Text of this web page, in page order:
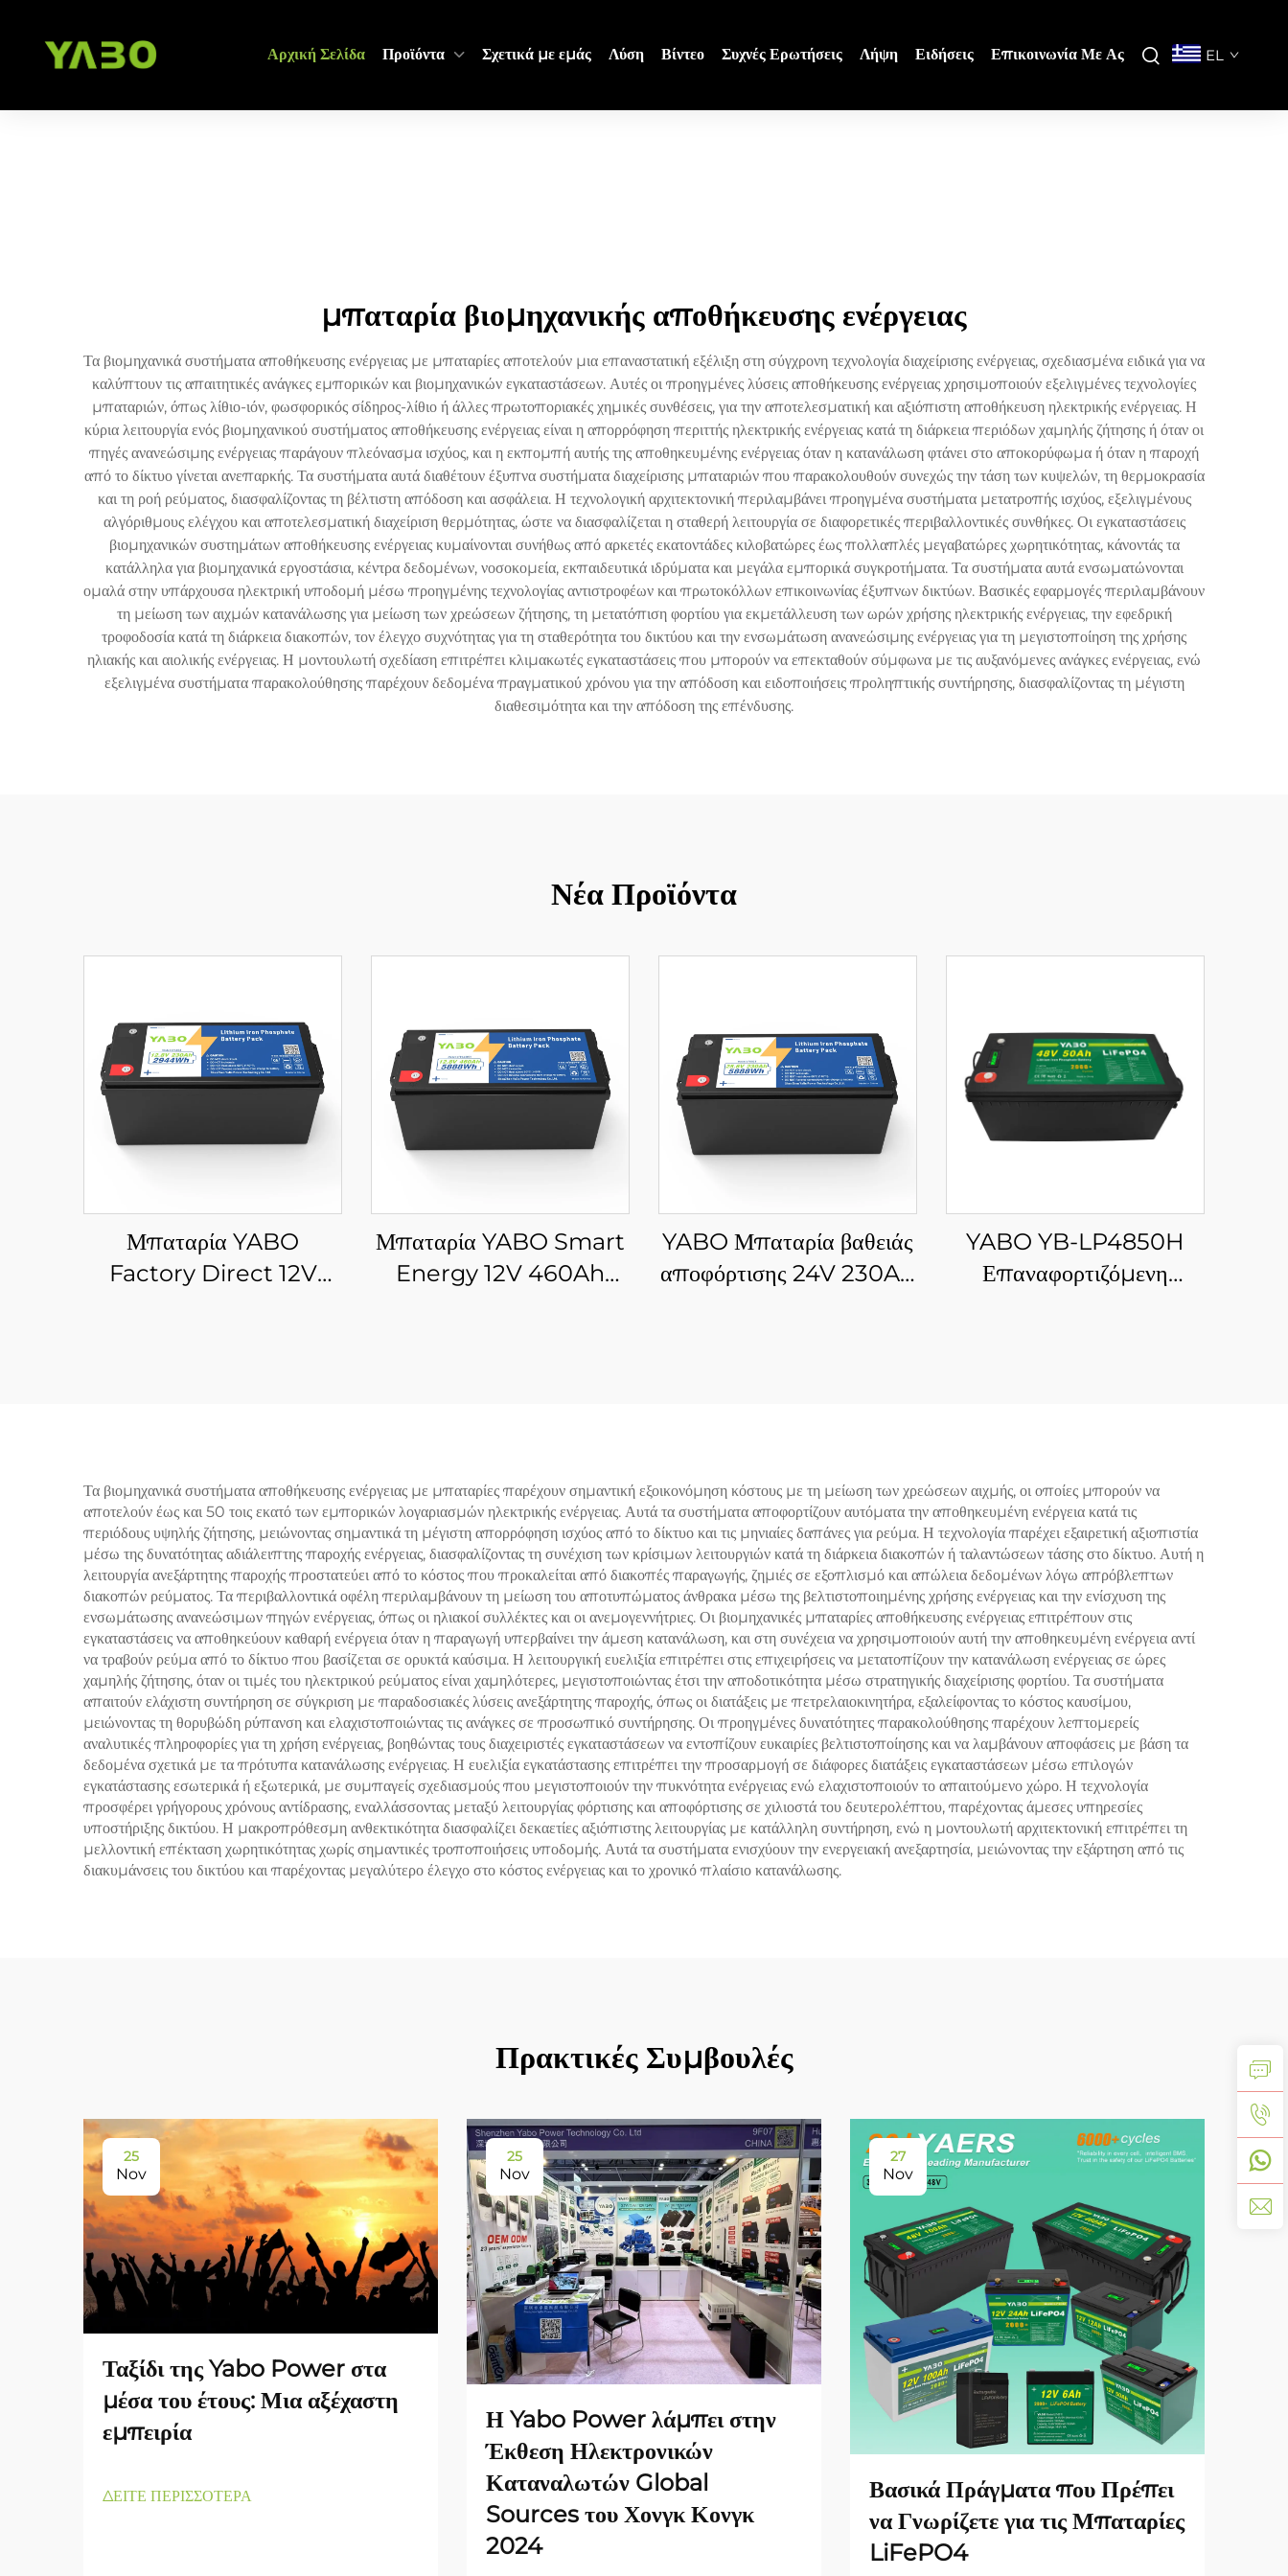
Αρχική Σελίδα Προϊόντα Σχετικά με εμάς Λύση Βίντεο Συχνές Ερωτήσεις Λήψη Ειδήσεις Επικοινωνία Με Ας EL
μπαταρία βιομηχανικής αποθήκευσης ενέργειας
Τα βιομηχανικά συστήματα αποθήκευσης ενέργειας με μπαταρίες αποτελούν μια επαναστατική εξέλιξη στη σύγχρονη τεχνολογία διαχείρισης ενέργειας, σχεδιασμένα ειδικά για να
καλύπτουν τις απαιτητικές ανάγκες εμπορικών και βιομηχανικών εγκαταστάσεων. Αυτές οι προηγμένες λύσεις αποθήκευσης ενέργειας χρησιμοποιούν εξελιγμένες τεχνολογίες
μπαταριών, όπως λίθιο-ιόν, φωσφορικός σίδηρος-λίθιο ή άλλες πρωτοποριακές χημικές συνθέσεις, για την αποτελεσματική και αξιόπιστη αποθήκευση ηλεκτρικής ενέργειας. Η
κύρια λειτουργία ενός βιομηχανικού συστήματος αποθήκευσης ενέργειας είναι η απορρόφηση περιττής ηλεκτρικής ενέργειας κατά τη διάρκεια περιόδων χαμηλής ζήτησης ή όταν οι
πηγές ανανεώσιμης ενέργειας παράγουν πλεόνασμα ισχύος, και η εκπομπή αυτής της αποθηκευμένης ενέργειας όταν η κατανάλωση φτάνει στο αποκορύφωμα ή όταν η παροχή
από το δίκτυο γίνεται ανεπαρκής. Τα συστήματα αυτά διαθέτουν έξυπνα συστήματα διαχείρισης μπαταριών που παρακολουθούν συνεχώς την τάση των κυψελών, τη θερμοκρασία
και τη ροή ρεύματος, διασφαλίζοντας τη βέλτιστη απόδοση και ασφάλεια. Η τεχνολογική αρχιτεκτονική περιλαμβάνει προηγμένα συστήματα μετατροπής ισχύος, εξελιγμένους
αλγόριθμους ελέγχου και αποτελεσματική διαχείριση θερμότητας, ώστε να διασφαλίζεται η σταθερή λειτουργία σε διαφορετικές περιβαλλοντικές συνθήκες. Οι εγκαταστάσεις
βιομηχανικών συστημάτων αποθήκευσης ενέργειας κυμαίνονται συνήθως από αρκετές εκατοντάδες κιλοβατώρες έως πολλαπλές μεγαβατώρες χωρητικότητας, κάνοντάς τα
κατάλληλα για βιομηχανικά εργοστάσια, κέντρα δεδομένων, νοσοκομεία, εκπαιδευτικά ιδρύματα και μεγάλα εμπορικά συγκροτήματα. Τα συστήματα αυτά ενσωματώνονται
ομαλά στην υπάρχουσα ηλεκτρική υποδομή μέσω προηγμένης τεχνολογίας αντιστροφέων και πρωτοκόλλων επικοινωνίας έξυπνων δικτύων. Βασικές εφαρμογές περιλαμβάνουν
τη μείωση των αιχμών κατανάλωσης για μείωση των χρεώσεων ζήτησης, τη μετατόπιση φορτίου για εκμετάλλευση των ωρών χρήσης ηλεκτρικής ενέργειας, την εφεδρική
τροφοδοσία κατά τη διάρκεια διακοπών, τον έλεγχο συχνότητας για τη σταθερότητα του δικτύου και την ενσωμάτωση ανανεώσιμης ενέργειας για τη μεγιστοποίηση της χρήσης
ηλιακής και αιολικής ενέργειας. Η μοντουλωτή σχεδίαση επιτρέπει κλιμακωτές εγκαταστάσεις που μπορούν να επεκταθούν σύμφωνα με τις αυξανόμενες ανάγκες ενέργειας, ενώ
εξελιγμένα συστήματα παρακολούθησης παρέχουν δεδομένα πραγματικού χρόνου για την απόδοση και ειδοποιήσεις προληπτικής συντήρησης, διασφαλίζοντας τη μέγιστη
διαθεσιμότητα και την απόδοση της επένδυσης.
Νέα Προϊόντα
Μπαταρία YABO
Factory Direct 12V
Μπαταρία YABO Smart
Energy 12V 460Ah
εφεδρική ισχύ
YABO Μπαταρία βαθειάς
αποφόρτισης 24V 230Ah
Εφαρμογές, Ηλιακά
Συστήματα και Αυτόνομες
Εφαρμογές
YABO YB-LP4850H
Επαναφορτιζόμενη
Τα βιομηχανικά συστήματα αποθήκευσης ενέργειας με μπαταρίες παρέχουν σημαντική εξοικονόμηση κόστους με τη μείωση των χρεώσεων αιχμής, οι οποίες μπορούν να
αποτελούν έως και 50 τοις εκατό των εμπορικών λογαριασμών ηλεκτρικής ενέργειας. Αυτά τα συστήματα αποφορτίζουν αυτόματα την αποθηκευμένη ενέργεια κατά τις
περιόδους υψηλής ζήτησης, μειώνοντας σημαντικά τη μέγιστη απορρόφηση ισχύος από το δίκτυο και τις μηνιαίες δαπάνες για ρεύμα. Η τεχνολογία παρέχει εξαιρετική αξιοπιστία
μέσω της δυνατότητας αδιάλειπτης παροχής ενέργειας, διασφαλίζοντας τη συνέχιση των κρίσιμων λειτουργιών κατά τη διάρκεια διακοπών ή ταλαντώσεων τάσης στο δίκτυο. Αυτή η
λειτουργία ανεξάρτητης παροχής προστατεύει από το κόστος που προκαλείται από διακοπές παραγωγής, ζημιές σε εξοπλισμό και απώλεια δεδομένων λόγω απρόβλεπτων
διακοπών ρεύματος. Τα περιβαλλοντικά οφέλη περιλαμβάνουν τη μείωση του αποτυπώματος άνθρακα μέσω της βελτιστοποιημένης χρήσης ενέργειας και την ενίσχυση της
ενσωμάτωσης ανανεώσιμων πηγών ενέργειας, όπως οι ηλιακοί συλλέκτες και οι ανεμογεννήτριες. Οι βιομηχανικές μπαταρίες αποθήκευσης ενέργειας επιτρέπουν στις
εγκαταστάσεις να αποθηκεύουν καθαρή ενέργεια όταν η παραγωγή υπερβαίνει την άμεση κατανάλωση, και στη συνέχεια να χρησιμοποιούν αυτή την αποθηκευμένη ενέργεια αντί
να τραβούν ρεύμα από το δίκτυο που βασίζεται σε ορυκτά καύσιμα. Η λειτουργική ευελιξία επιτρέπει στις επιχειρήσεις να μετατοπίζουν την κατανάλωση ενέργειας σε ώρες
χαμηλής ζήτησης, όταν οι τιμές του ηλεκτρικού ρεύματος είναι χαμηλότερες, μεγιστοποιώντας έτσι την αποδοτικότητα μέσω στρατηγικής διαχείρισης φορτίου. Τα συστήματα
απαιτούν ελάχιστη συντήρηση σε σύγκριση με παραδοσιακές λύσεις ανεξάρτητης παροχής, όπως οι διατάξεις με πετρελαιοκινητήρα, εξαλείφοντας το κόστος καυσίμου,
μειώνοντας τη θορυβώδη ρύπανση και ελαχιστοποιώντας τις ανάγκες σε προσωπικό συντήρησης. Οι προηγμένες δυνατότητες παρακολούθησης παρέχουν λεπτομερείς
αναλυτικές πληροφορίες για τη χρήση ενέργειας, βοηθώντας τους διαχειριστές εγκαταστάσεων να εντοπίζουν ευκαιρίες βελτιστοποίησης και να λαμβάνουν αποφάσεις με βάση τα
δεδομένα σχετικά με τα πρότυπα κατανάλωσης ενέργειας. Η ευελιξία εγκατάστασης επιτρέπει την προσαρμογή σε διάφορες διατάξεις εγκαταστάσεων μέσω επιλογών
εγκατάστασης εσωτερικά ή εξωτερικά, με συμπαγείς σχεδιασμούς που μεγιστοποιούν την πυκνότητα ενέργειας ενώ ελαχιστοποιούν το απαιτούμενο χώρο. Η τεχνολογία
προσφέρει γρήγορους χρόνους αντίδρασης, εναλλάσσοντας μεταξύ λειτουργίας φόρτισης και αποφόρτισης σε χιλιοστά του δευτερολέπτου, παρέχοντας άμεσες υπηρεσίες
υποστήριξης δικτύου. Η μακροπρόθεσμη ανθεκτικότητα διασφαλίζει δεκαετίες αξιόπιστης λειτουργίας με κατάλληλη συντήρηση, ενώ η μοντουλωτή αρχιτεκτονική επιτρέπει τη
μελλοντική επέκταση χωρητικότητας χωρίς σημαντικές τροποποιήσεις υποδομής. Αυτά τα συστήματα ενισχύουν την ενεργειακή ανεξαρτησία, μειώνοντας την εξάρτηση από τις
διακυμάνσεις του δικτύου και παρέχοντας μεγαλύτερο έλεγχο στο κόστος ενέργειας και το χρονικό πλαίσιο κατανάλωσης.
Πρακτικές Συμβουλές
25
Nov
Ταξίδι της Yabo Power στα
μέσα του έτους: Μια αξέχαστη
εμπειρία
ΔΕΙΤΕ ΠΕΡΙΣΣΟΤΕΡΑ
25
Nov
Η Yabo Power λάμπει στην
Έκθεση Ηλεκτρονικών
Καταναλωτών Global
Sources του Χονγκ Κονγκ
2024
27
Nov
Βασικά Πράγματα που Πρέπει
να Γνωρίζετε για τις Μπαταρίες
LiFePO4